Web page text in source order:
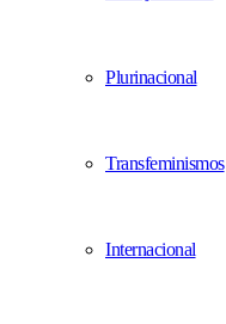
Plurinacional
Transfeminismos
Internacional